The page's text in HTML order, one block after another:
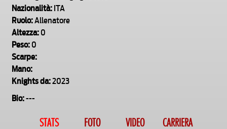
Nazionalità:ITA
Ruolo:Allenatore
Altezza:0
Peso:0
Scarpe:
Mano:
Knights da:2023
Bio:---
STATS FOTO VIDEO CARRIERA